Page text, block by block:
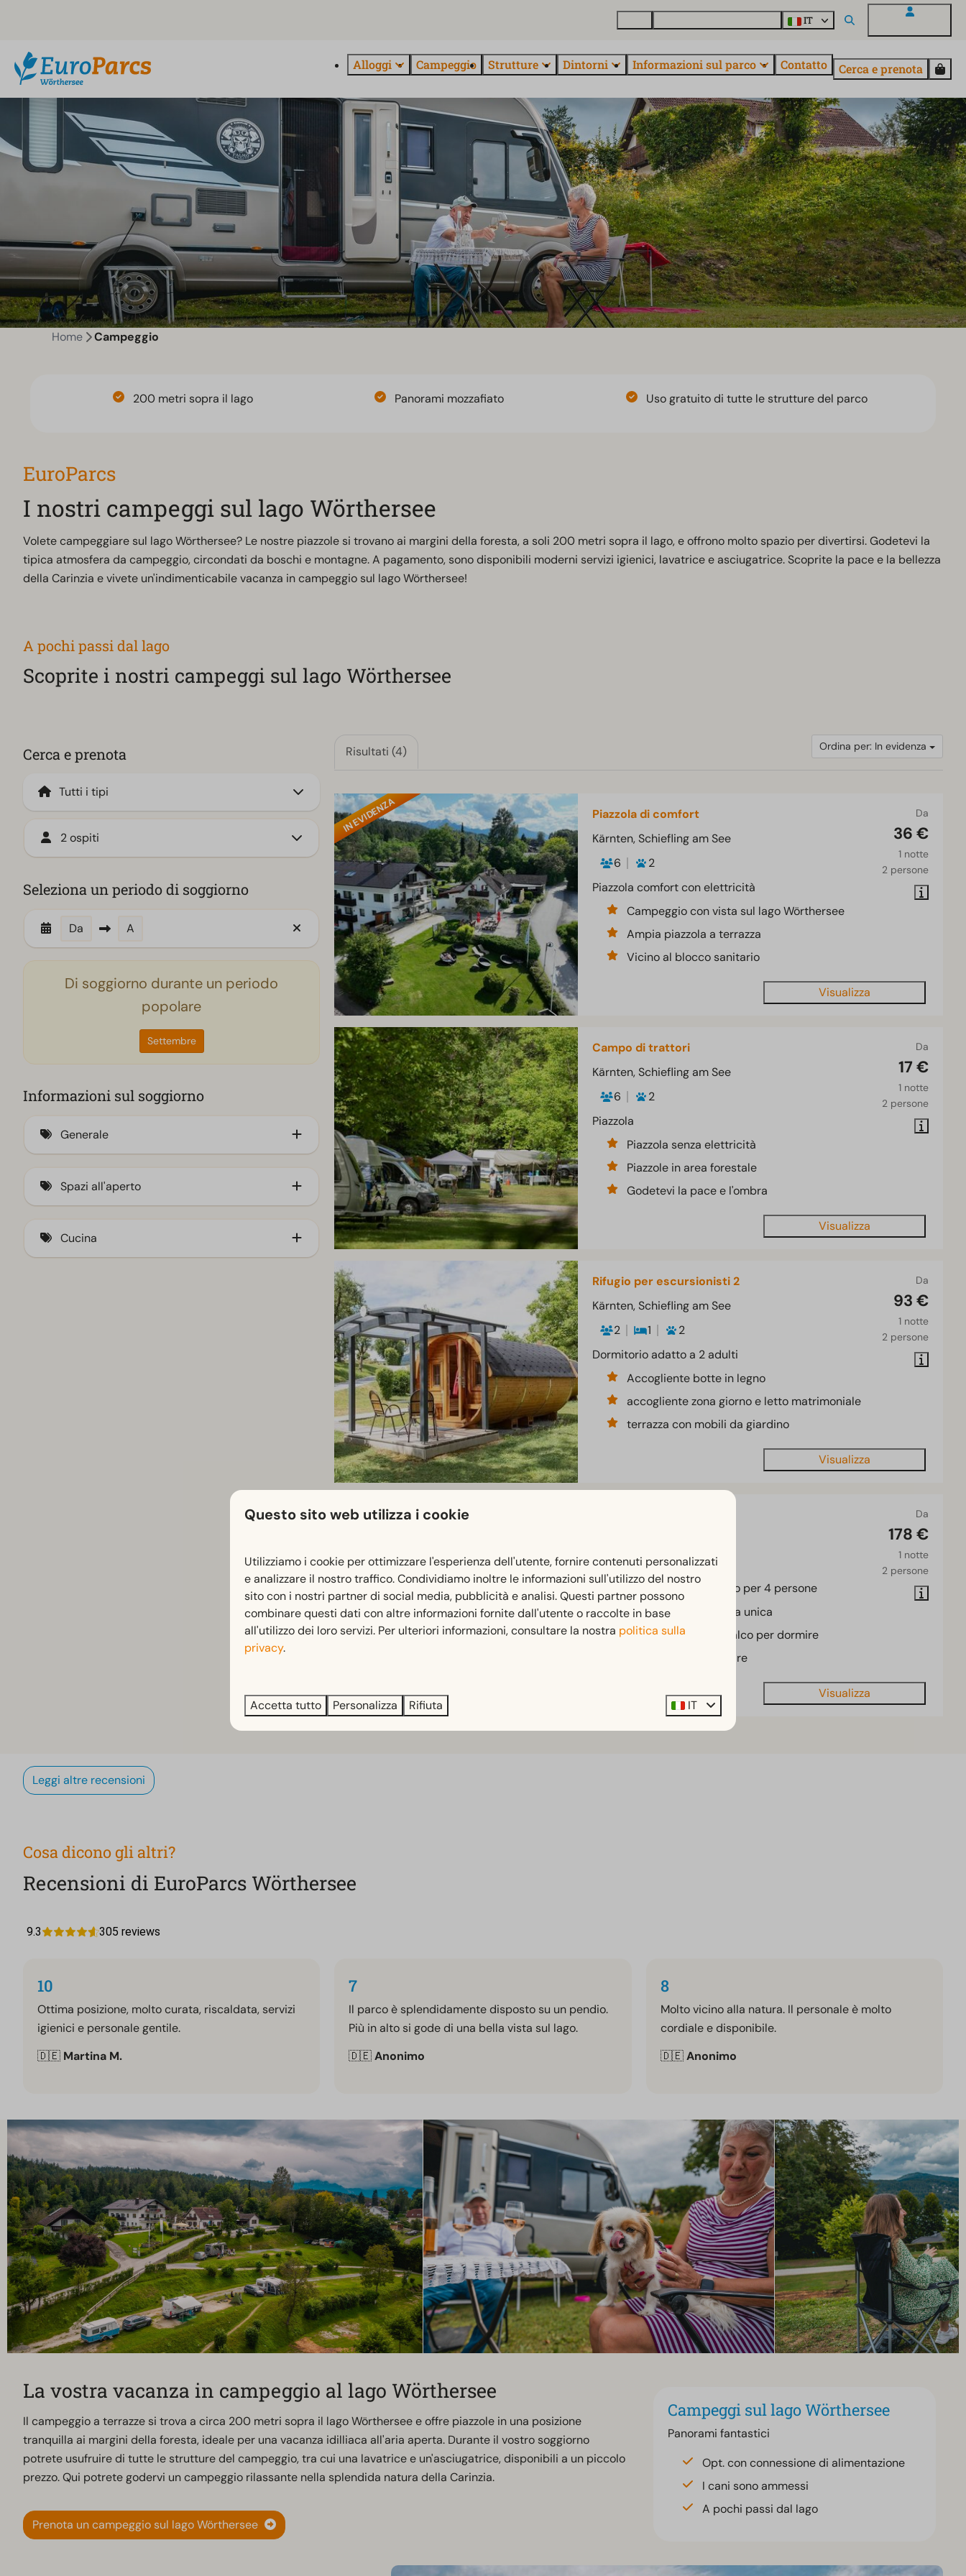
IT
Alloggi Campeggio Strutture Dintorni Informazioni sul parco Contatto Cerca e prenota
Home Campeggio
200 metri sopra il lago Panorami mozzafiato Uso gratuito di tutte le strutture del parco
EuroParcs
I nostri campeggi sul lago Wörthersee
Volete campeggiare sul lago Wörthersee? Le nostre piazzole si trovano ai margini della foresta, a soli 200 metri sopra il lago, e offrono molto spazio per divertirsi. Godetevi la
tipica atmosfera da campeggio, circondati da boschi e montagne. A pagamento, sono disponibili moderni servizi igienici, lavatrice e asciugatrice. Scoprite la pace e la bellezza
della Carinzia e vivete un'indimenticabile vacanza in campeggio sul lago Wörthersee!
A pochi passi dal lago
Scoprite i nostri campeggi sul lago Wörthersee
Cerca e prenota
2 ospiti
Seleziona un periodo di soggiorno
Da A
Di soggiorno durante un periodo
popolare
Settembre
Informazioni sul soggiorno
Generale
Spazi all'aperto
Cucina
Ordina per: In evidenza
Risultati (4)
IN EVIDENZA Da
36 €
1 notte
2 persone
Piazzola di comfort
Kärnten, Schiefling am See
6
2
Piazzola comfort con elettricità
Campeggio con vista sul lago Wörthersee
Ampia piazzola a terrazza
Vicino al blocco sanitario
Visualizza
Da
17 €
1 notte
2 persone
Campo di trattori
Kärnten, Schiefling am See
6
2
Piazzola
Piazzola senza elettricità
Piazzole in area forestale
Godetevi la pace e l'ombra
Visualizza
Da
93 €
1 notte
2 persone
Rifugio per escursionisti 2
Kärnten, Schiefling am See
2
1
2
Dormitorio adatto a 2 adulti
Accogliente botte in legno
accogliente zona giorno e letto matrimoniale
terrazza con mobili da giardino
Visualizza
Da
178 €
1 notte
2 persone
4
1
2
Accogliente casa sull'albero per 4 persone
Sistemazione rotonda unica
Soggiorno con soppalco per dormire
Terrazza sul lungomare
Visualizza
Leggi altre recensioni
Cosa dicono gli altri?
Recensioni di EuroParcs Wörthersee
10
Ottima posizione, molto curata, riscaldata, servizi
igienici e personale gentile.
🇩🇪 Martina M.
7
Il parco è splendidamente disposto su un pendio.
Più in alto si gode di una bella vista sul lago.
🇩🇪Anonimo
8
Molto vicino alla natura. Il personale è molto
cordiale e disponibile.
🇩🇪Anonimo
La vostra vacanza in campeggio al lago Wörthersee
Il campeggio a terrazze si trova a circa 200 metri sopra il lago Wörthersee e offre piazzole in una posizione
tranquilla ai margini della foresta, ideale per una vacanza idilliaca all'aria aperta. Durante il vostro soggiorno
potrete usufruire di tutte le strutture del campeggio, tra cui una lavatrice e un'asciugatrice, disponibili a un piccolo
prezzo. Qui potrete godervi un campeggio rilassante nella splendida natura della Carinzia.
Prenota un campeggio sul lago Wörthersee
Campeggi sul lago Wörthersee
Panorami fantastici
Opt. con connessione di alimentazione
I cani sono ammessi
A pochi passi dal lago
Questo sito web utilizza i cookie
Utilizziamo i cookie per ottimizzare l'esperienza dell'utente, fornire contenuti personalizzati
e analizzare il nostro traffico. Condividiamo inoltre le informazioni sull'utilizzo del nostro
sito con i nostri partner di social media, pubblicità e analisi. Questi partner possono
combinare questi dati con altre informazioni fornite dall'utente o raccolte in base
all'utilizzo dei loro servizi. Per ulteriori informazioni, consultare la nostra politica sulla
privacy.
Accetta tutto Personalizza Rifiuta IT